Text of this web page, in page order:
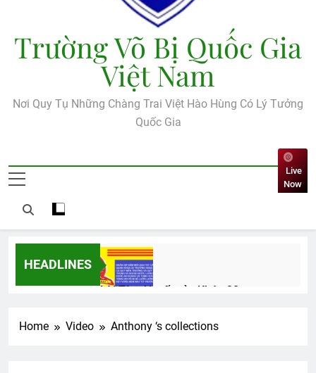
Trường Võ Bị Quốc Gia
Việt Nam
Nơi Quy Tụ Những Chàng Trai Việt Hào Hùng Có Lý Tưởng
Quốc Gia
Live
Now
HEADLINES
Lời Tâm Huyết của Khóa 20
Home Video Anthony ‘s collections